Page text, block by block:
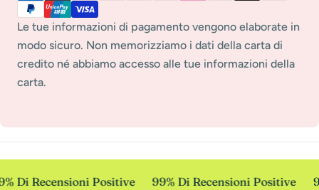
pagamento
Le tue informazioni di pagamento vengono elaborate in
modo sicuro. Non memorizziamo i dati della carta di
credito né abbiamo accesso alle tue informazioni della
carta.
Di Recensioni Positive 99% Di Recensioni Positive